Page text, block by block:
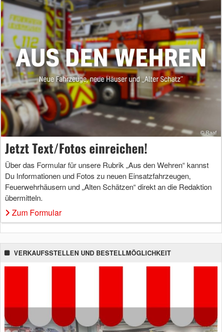
Jetzt Text/Fotos einreichen!
Über das Formular für unsere Rubrik „Aus den Wehren“ kannst
Du Informationen und Fotos zu neuen Einsatzfahrzeugen,
Feuerwehrhäusern und „Alten Schätzen“ direkt an die Redaktion
übermitteln.
Zum Formular
VERKAUFSSTELLEN UND BESTELLMÖGLICHKEIT